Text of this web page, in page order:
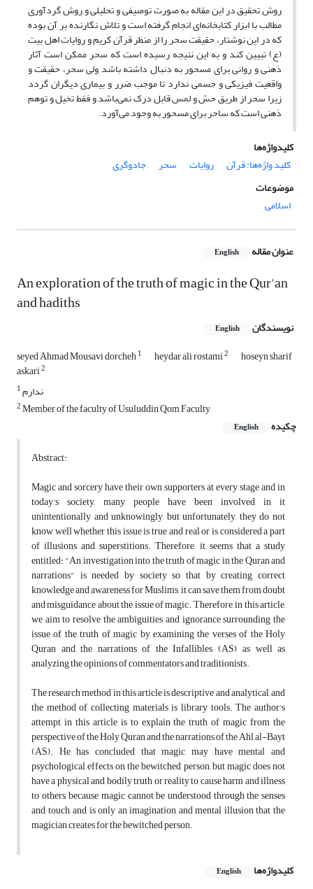
روش تحقیق در این مقاله به ‌صورت توصیفی و تحلیلی و روش گردآوری
مطالب با ابزار کتابخانه‌ای انجام‌ گرفته است و تلاش نگارنده بر آن بوده
که در این نوشتار، حقیقت سحر را از منظر قرآن کریم و روایات اهل بیت
(ع) تبیین کند و به این نتیجه رسیده است که سحر ممکن است آثار
ذهنی و روانی برای مسحور به دنبال داشته باشد ولی سحر، حقیقت و
واقعیت فیزیکی و جسمی ندارد تا موجب ضرر و بیماری دیگران گردد
زیرا سحر از طریق حسّ و لمس قابل درک نمی‌باشد و فقط تخیل و توهم
ذهنی است که ساحر برای مسحور به وجود می‌آورد.
کلیدواژه‌ها
کلید واژه‌ها: قرآن
روایات سحر
جادوگری
موضوعات
اسلامی
عنوان مقاله English
An exploration of the truth of magic in the Qur'an
and hadiths
نویسندگان English
seyed Ahmad Mousavi dorcheh1 heydar ali rostami2 hoseyn sharif
askari2
1ندارم
2Member of the faculty of Usuluddin Qom Faculty
چکیده
English
Abstract:
Magic and sorcery have their own supporters at every stage and in
today's society, many people have been involved in it
unintentionally and unknowingly, but unfortunately, they do not
know well whether this issue is true and real or is considered a part
of illusions and superstitions. Therefore, it seems that a study
entitled: "An investigation into the truth of magic in the Quran and
narrations" is needed by society so that by creating correct
knowledge and awareness for Muslims, it can save them from doubt
and misguidance about the issue of magic. Therefore, in this article,
we aim to resolve the ambiguities and ignorance surrounding the
issue of the truth of magic by examining the verses of the Holy
Quran and the narrations of the Infallibles (AS), as well as
analyzing the opinions of commentators and traditionists.
The research method in this article is descriptive and analytical, and
the method of collecting materials is library tools. The author's
attempt in this article is to explain the truth of magic from the
perspective of the Holy Quran and the narrations of the Ahl al-Bayt
(AS). He has concluded that magic may have mental and
psychological effects on the bewitched person, but magic does not
have a physical and bodily truth or reality to cause harm and illness
to others, because magic cannot be understood through the senses
and touch, and is only an imagination and mental illusion that the
magician creates for the bewitched person.
کلیدواژه‌ها English